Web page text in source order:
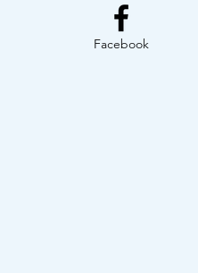
Facebook